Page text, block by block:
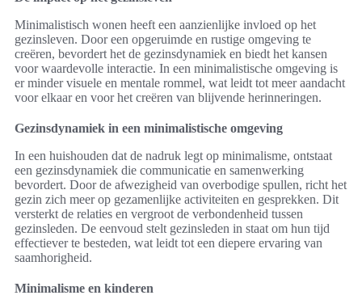
Minimalistisch wonen heeft een aanzienlijke invloed op het
gezinsleven. Door een opgeruimde en rustige omgeving te
creëren, bevordert het de gezinsdynamiek en biedt het kansen
voor waardevolle interactie. In een minimalistische omgeving is
er minder visuele en mentale rommel, wat leidt tot meer aandacht
voor elkaar en voor het creëren van blijvende herinneringen.
Gezinsdynamiek in een minimalistische omgeving
In een huishouden dat de nadruk legt op minimalisme, ontstaat
een gezinsdynamiek die communicatie en samenwerking
bevordert. Door de afwezigheid van overbodige spullen, richt het
gezin zich meer op gezamenlijke activiteiten en gesprekken. Dit
versterkt de relaties en vergroot de verbondenheid tussen
gezinsleden. De eenvoud stelt gezinsleden in staat om hun tijd
effectiever te besteden, wat leidt tot een diepere ervaring van
saamhorigheid.
Minimalisme en kinderen